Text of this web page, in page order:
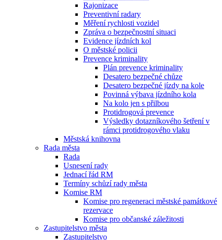
Rajonizace
Preventivní radary
Měření rychlosti vozidel
Zpráva o bezpečnostní situaci
Evidence jízdních kol
O městské policii
Prevence kriminality
Plán prevence kriminality
Desatero bezpečné chůze
Desatero bezpečné jízdy na kole
Povinná výbava jízdního kola
Na kolo jen s přilbou
Protidrogová prevence
Výsledky dotazníkového šetření v
rámci protidrogového vlaku
Městská knihovna
Rada města
Rada
Usnesení rady
Jednací řád RM
Termíny schůzí rady města
Komise RM
Komise pro regeneraci městské památkové
rezervace
Komise pro občanské záležitosti
Zastupitelstvo města
Zastupitelstvo